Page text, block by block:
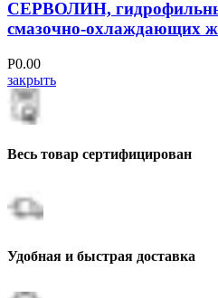
СЕРВОЛИН,
смазочно-охлаждающих
Р0.00
закрыть
Весь товар сертифицирован
Удобная и быстрая доставка